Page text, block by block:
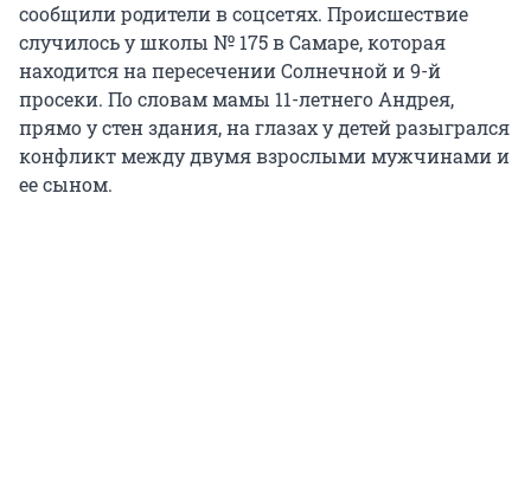
сообщили родители в соцсетях. Происшествие
случилось у школы № 175 в Самаре, которая
находится на пересечении Солнечной и 9-й
просеки. По словам мамы 11-летнего Андрея,
прямо у стен здания, на глазах у детей разыгрался
конфликт между двумя взрослыми мужчинами и
ее сыном.